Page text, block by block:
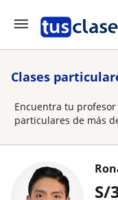
Clases
Encuentra tu
particulares de más
S/